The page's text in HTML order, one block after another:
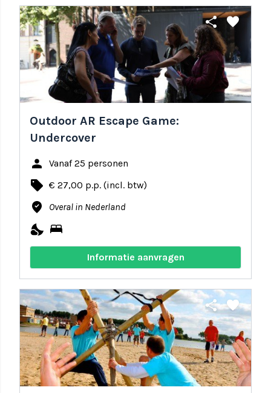
share favorite
Outdoor AR Escape Game:
Undercover
person Vanaf 25 personen
local_offer € 27,00 p.p. (incl. btw)
where_to_vote Overal in Nederland
nights_stay bed
Informatie aanvragen
share favorite